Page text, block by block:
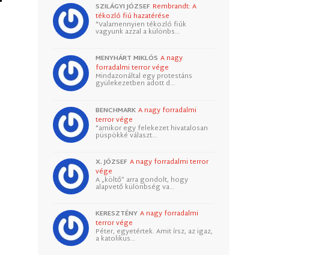
SZILÁGYI JÓZSEF Rembrandt: A
tékozló fiú hazatérése
"Valamennyien tékozló fiúk
vagyunk azzal a különbs…
MENYHÁRT MIKLÓS A nagy
forradalmi terror vége
Mindazonáltal egy protestáns
gyülekezetben adott d…
BENCHMARK A nagy forradalmi
terror vége
"amikor egy felekezet hivatalosan
püspökké választ…
X. JÓZSEF A nagy forradalmi terror
vége
A „költő” arra gondolt, hogy
alapvető különbség va…
KERESZTÉNY A nagy forradalmi
terror vége
Péter, egyetértek. Amit írsz, az igaz,
a katolikus…